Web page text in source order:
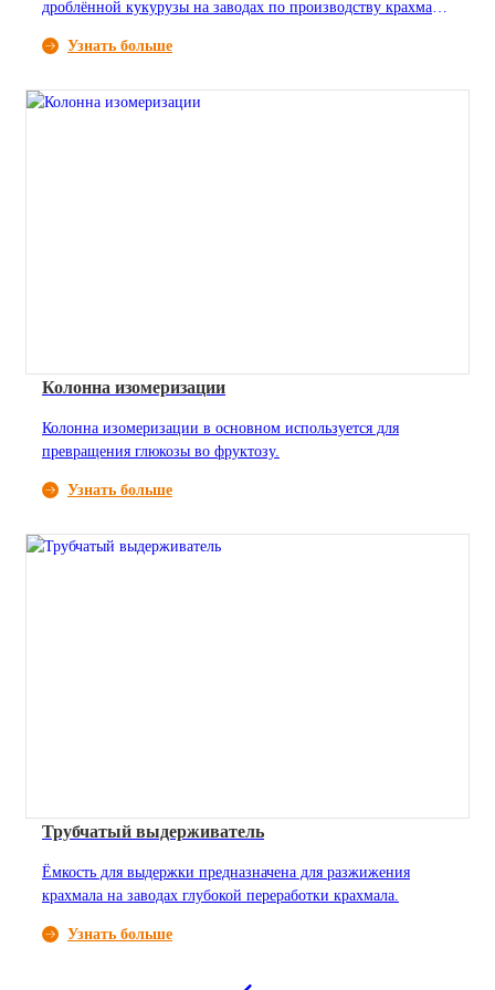
дроблённой кукурузы на заводах по производству крахмала,
нисходящего потока.
Узнать больше
Колонна изомеризации
Колонна изомеризации в основном используется для
превращения глюкозы во фруктозу.
Узнать больше
Трубчатый выдерживатель
Ёмкость для выдержки предназначена для разжижения
крахмала на заводах глубокой переработки крахмала.
Узнать больше